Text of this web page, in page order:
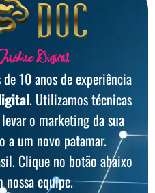
Digital
10 anos de experiência
. Utilizamos técnicas
o marketing da sua
a um novo patamar.
Clique no botão abaixo
equipe.